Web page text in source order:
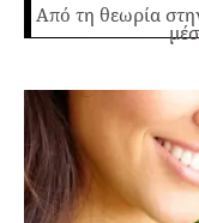
Από τη θεωρία